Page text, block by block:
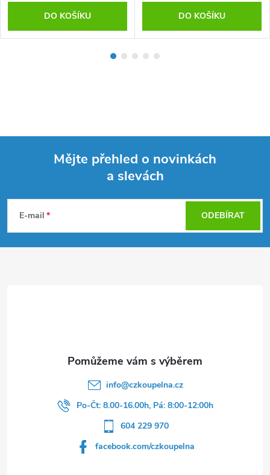
DO KOŠÍKU DO KOŠÍKU
p
Mějte přehled o novinkách
a slevách
E-mail ODEBÍRAT
info@czkoupelna.cz
Po-Čt: 8.00-16.00h, Pá: 8:00-12:00h
604 229 970
facebook.com/czkoupelna